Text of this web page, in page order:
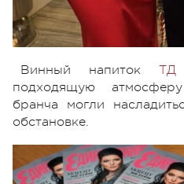
Винный напиток ТД
подходящую
бранча могли
обстановке.